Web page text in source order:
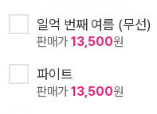
일억 번째 여름 (무선)
판매가13,500원
파이트
판매가13,500원